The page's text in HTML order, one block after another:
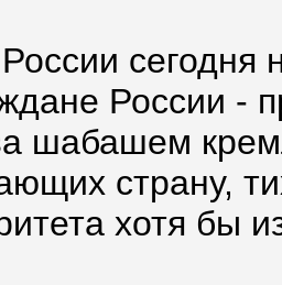
сегодня
России -
шабашем
страну,
хотя бы